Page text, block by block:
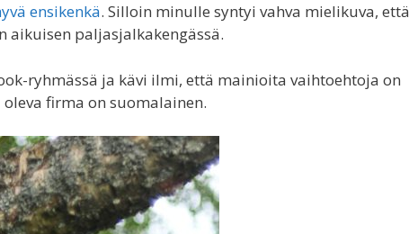
ensikenkä. Silloin minulle syntyi vahva mielikuva, että
aikuisen paljasjalkakengässä.
ryhmässä ja kävi ilmi, että mainioita vaihtoehtoja on
firma on suomalainen.